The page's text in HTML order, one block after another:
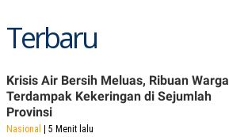
G
G
A
N
A
K
E
R
J
A
E
Terbaru
Krisis Air Bersih Meluas, Ribuan Warga
Terdampak Kekeringan di Sejumlah
Provinsi
Nasional | 5 Menit lalu